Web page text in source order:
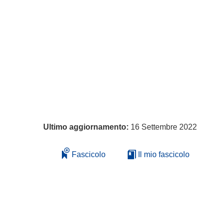
Ultimo aggiornamento: 16 Settembre 2022
Fascicolo Il mio fascicolo